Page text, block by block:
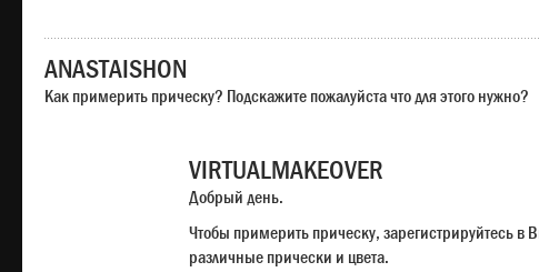
ANASTAISHON
Как примерить прическу? Подскажите пожалуйста что для этого нужно?
VIRTUALMAKEOVER
Добрый день.
Чтобы примерить прическу, зарегистрируйтесь в
различные прически и цвета.